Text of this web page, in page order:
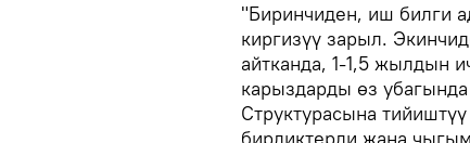
"Биринчиден, иш билги
киргизүү зарыл.
айтканда, 1-1,5 жылдын
карыздарды өз
Структурасына